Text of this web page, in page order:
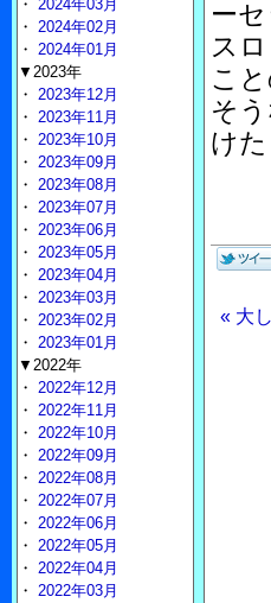
ー
ス
こ
そ
け
« 大
・ 2024年03月
・ 2024年02月
・ 2024年01月
▼2023年
・ 2023年12月
・ 2023年11月
・ 2023年10月
・ 2023年09月
・ 2023年08月
・ 2023年07月
・ 2023年06月
・ 2023年05月
・ 2023年04月
・ 2023年03月
・ 2023年02月
・ 2023年01月
▼2022年
・ 2022年12月
・ 2022年11月
・ 2022年10月
・ 2022年09月
・ 2022年08月
・ 2022年07月
・ 2022年06月
・ 2022年05月
・ 2022年04月
・ 2022年03月